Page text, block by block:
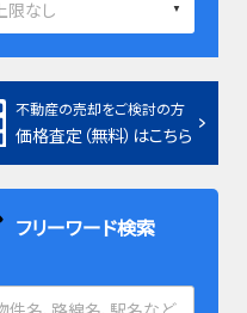
不動産の売却をご検討の方
価格査定（無料）はこちら
フリーワード検索